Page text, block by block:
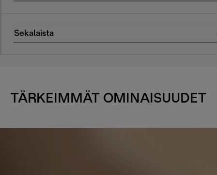
Sekalaista
TÄRKEIMMÄT OMINAISUUDET